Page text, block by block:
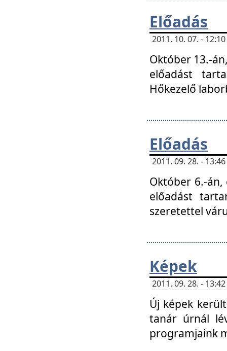
Előadás
2011. 10. 07. -
Október 13.-
előadást
Hőkezelő
Előadás
2011. 09. 28. -
Október 6.-
előadást
szeretettel
Képek
2011. 09. 28. -
Új képek
tanár úrnál
programjaink